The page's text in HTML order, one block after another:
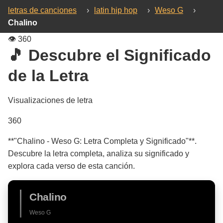
letras de canciones › latin hip hop › Weso G
›
Chalino
👁️ 360
🎵 Descubre el Significado
de la Letra
Visualizaciones de letra
360
**"Chalino - Weso G: Letra Completa y Significado"**.
Descubre la letra completa, analiza su significado y
explora cada verso de esta canción.
Chalino
Weso G